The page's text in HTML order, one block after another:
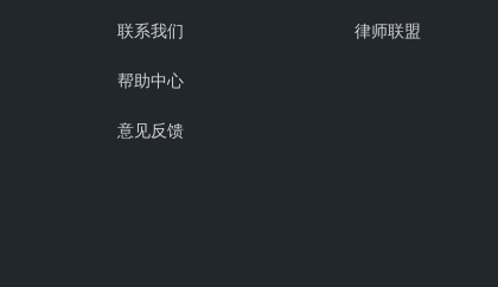
联系我们
帮助中心
意见反馈
律师联盟